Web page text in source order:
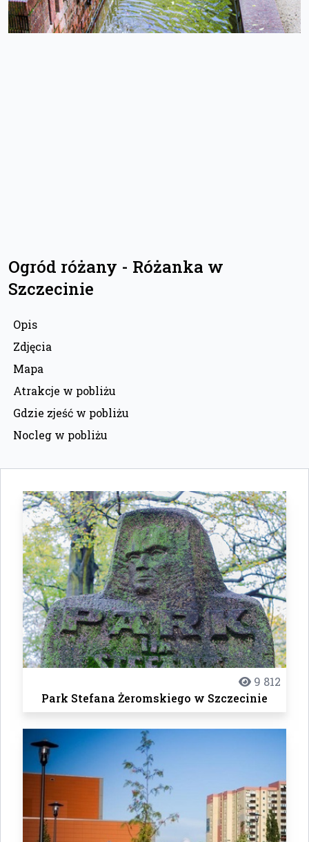
Ogród różany - Różanka w
Szczecinie
Opis
Zdjęcia
Mapa
Atrakcje w pobliżu
Gdzie zjeść w pobliżu
Nocleg w pobliżu
9 812
Park Stefana Żeromskiego w Szczecinie